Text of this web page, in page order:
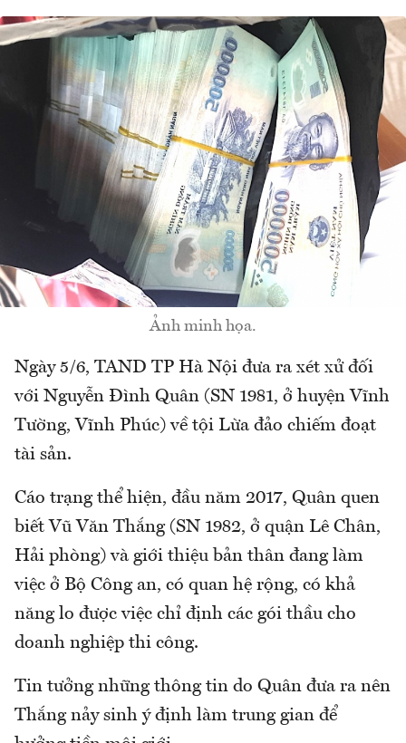
Ảnh minh họa.
Ngày 5/6, TAND TP Hà Nội đưa ra xét xử đối
với Nguyễn Đình Quân (SN 1981, ở huyện Vĩnh
Tường, Vĩnh Phúc) về tội Lừa đảo chiếm đoạt
tài sản.
Cáo trạng thể hiện, đầu năm 2017, Quân quen
biết Vũ Văn Thắng (SN 1982, ở quận Lê Chân,
Hải phòng) và giới thiệu bản thân đang làm
việc ở Bộ Công an, có quan hệ rộng, có khả
năng lo được việc chỉ định các gói thầu cho
doanh nghiệp thi công.
Tin tưởng những thông tin do Quân đưa ra nên
Thắng nảy sinh ý định làm trung gian để